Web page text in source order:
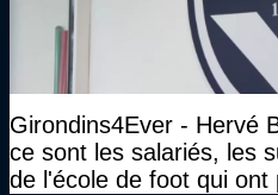
Girondins4Ever - Hervé
ce sont les salariés, les
de l'école de foot qui